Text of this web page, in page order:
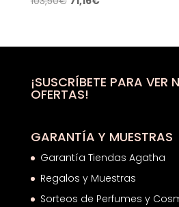
era:
es:
¡SUSCRÍBETE PARA VER
OFERTAS!
GARANTÍA Y MUESTRAS
Garantía Tiendas Agatha
Regalos y Muestras
Sorteos de Perfumes y